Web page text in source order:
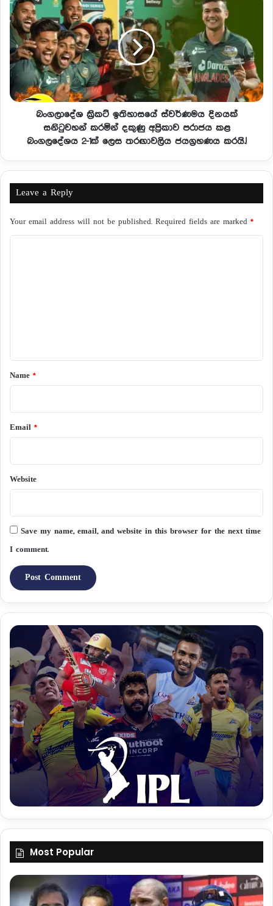
බංගලාදේශ ක්‍රිකට් ඉතිහාසයේ ස්වර්ණමය දිනයක්
සනිටුවහන් කරමින් දකුණු අප්‍රිකාව පරාජය කළ
බංගලදේශය 2-1ක් ලෙස තරඟාවලිය ජයග්‍රහණය කරයි.!
Leave a Reply
Your email address will not be published. Required fields are marked *
*Name *
Email *
Website
Save my name, email, and website in this browser for the next time
I comment.
Most Popular